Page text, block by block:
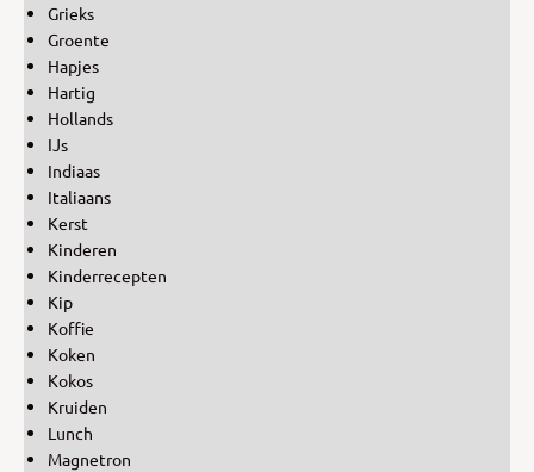
Grieks
Groente
Hapjes
Hartig
Hollands
IJs
Indiaas
Italiaans
Kerst
Kinderen
Kinderrecepten
Kip
Koffie
Koken
Kokos
Kruiden
Lunch
Magnetron